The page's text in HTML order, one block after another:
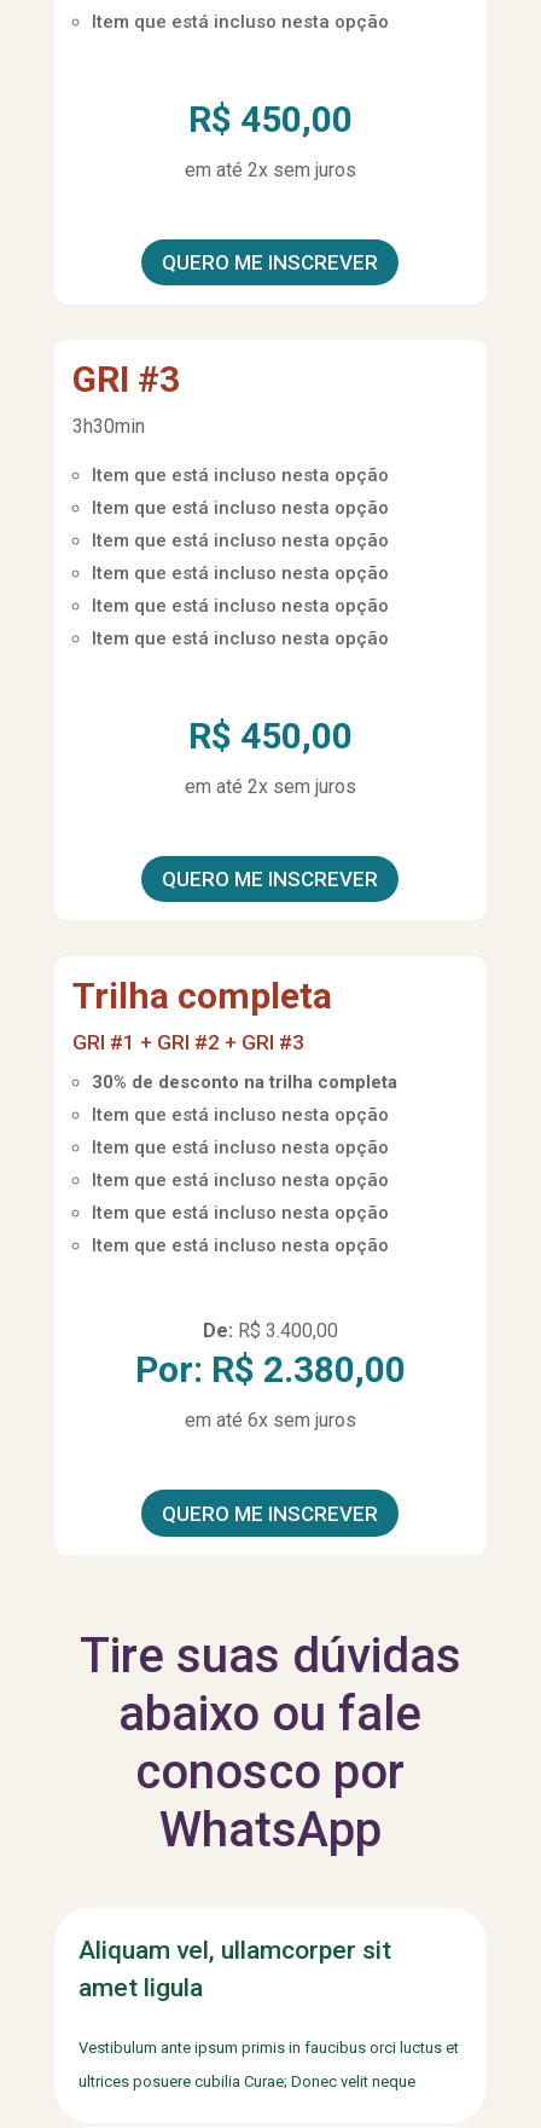
Item que está incluso nesta opção
R$ 450,00
em até 2x sem juros
QUERO ME INSCREVER
GRI #3
3h30min
Item que está incluso nesta opção
Item que está incluso nesta opção
Item que está incluso nesta opção
Item que está incluso nesta opção
Item que está incluso nesta opção
Item que está incluso nesta opção
R$ 450,00
em até 2x sem juros
QUERO ME INSCREVER
Trilha completa
GRI #1 + GRI #2 + GRI #3
30% de desconto na trilha completa
Item que está incluso nesta opção
Item que está incluso nesta opção
Item que está incluso nesta opção
Item que está incluso nesta opção
Item que está incluso nesta opção
De: R$ 3.400,00
Por: R$ 2.380,00
em até 6x sem juros
QUERO ME INSCREVER
Tire suas dúvidas
abaixo ou fale
conosco por
WhatsApp
Aliquam vel, ullamcorper sit
amet ligula
Vestibulum ante ipsum primis in faucibus orci luctus et
ultrices posuere cubilia Curae; Donec velit neque